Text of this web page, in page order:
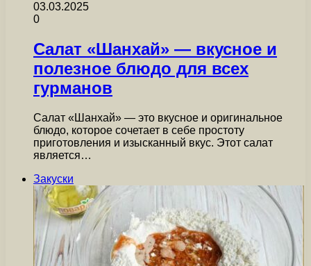
03.03.2025
0
Салат «Шанхай» — вкусное и
полезное блюдо для всех
гурманов
Салат «Шанхай» — это вкусное и оригинальное
блюдо, которое сочетает в себе простоту
приготовления и изысканный вкус. Этот салат
является…
Закуски